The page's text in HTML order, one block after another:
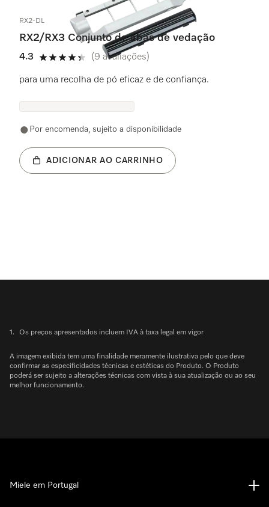
RX2-DL
RX2/RX3 Conjunto de abas de vedação
4.3
4.3 estrela(s) de 5
(9 avaliações)
para uma recolha de pó eficaz e de confiança.
Por encomenda, sujeito a disponibilidade
ADICIONAR AO CARRINHO
1. Os preços apresentados incluem IVA à taxa legal em vigor
A imagem exibida tem uma finalidade meramente ilustrativa pelo que deve
confirmar as especificidades técnicas e estéticas do Produto. O Produto
poderá ser sujeito a alterações técnicas com vista à sua atualização ou ao seu
melhor funcionamento.
Miele em Portugal